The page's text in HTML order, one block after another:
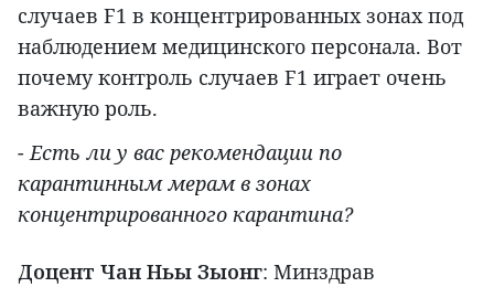
случаев F1 в концентрированных зонах под
наблюдением медицинского персонала. Вот
почему контроль случаев F1 играет очень
важную роль.
- Есть ли у вас рекомендации по
карантинным мерам в зонах
концентрированного карантина?
Доцент Чан Ньы Зыонг: Минздрав